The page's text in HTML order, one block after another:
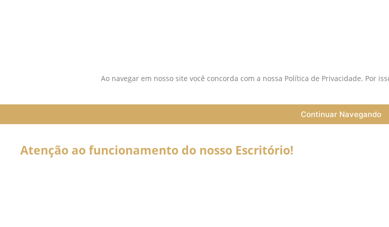
Ao navegar em nosso site você concorda com a nossa Política de Privacidade. Por
Continuar Navegando
Atenção ao funcionamento do nosso Escritório!